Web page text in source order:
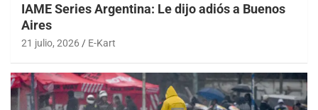
IAME Series Argentina: Le dijo adiós a Buenos
Aires
21 julio, 2026 E-Kart